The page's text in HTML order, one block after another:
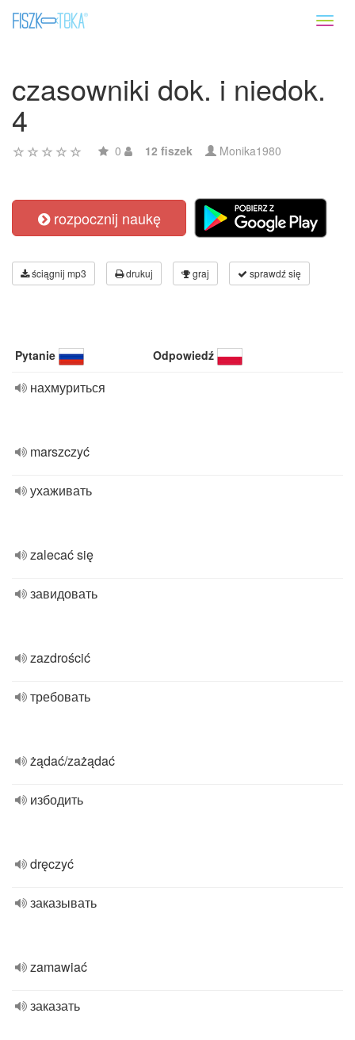
czasowniki dok. i niedok.
4
0 12 fiszek Monika1980
rozpocznij naukę
ściągnij mp3 drukuj graj sprawdź się
Pytanie Odpowiedź
нахмуриться
marszczyć
ухаживать
zalecać się
завидовать
zazdrościć
требовать
żądać/zażądać
избодить
dręczyć
заказывать
zamawiać
заказать